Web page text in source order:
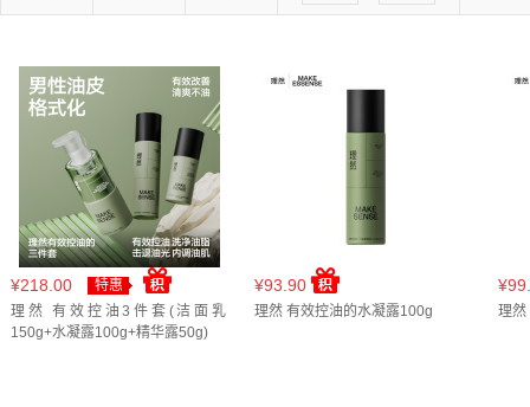
¥218.00
特惠
理然 有效控油3件套(洁面乳
150g+水凝露100g+精华露50g)
¥93.90
理然 有效控油的水凝露100g 理然